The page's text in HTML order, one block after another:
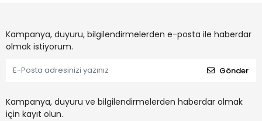
Kampanya, duyuru, bilgilendirmelerden e-posta ile haberdar
olmak istiyorum.
Gönder
Kampanya, duyuru ve bilgilendirmelerden haberdar olmak
için kayıt olun.